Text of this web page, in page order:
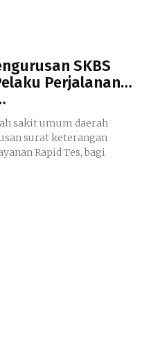
SKBS
Perjalanan…
sakit umum daerah
surat keterangan
Rapid Tes, bagi